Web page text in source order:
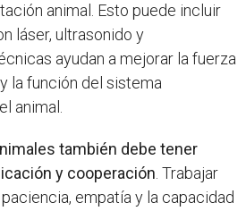
animal. Esto puede incluir
láser, ultrasonido y
ayudan a mejorar la fuerza
la función del sistema
animal.
también debe tener
y cooperación . Trabajar
empatía y la capacidad